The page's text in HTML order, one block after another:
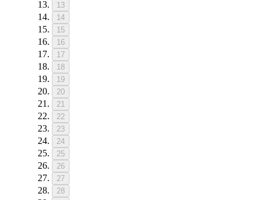
13
14
15
16
17
18
19
20
21
22
23
24
25
26
27
28